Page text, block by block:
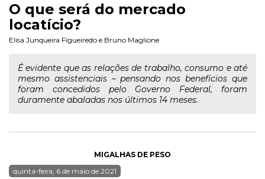
O que será do mercado
locatício?
Elisa Junqueira Figueiredo e Bruno Maglione
É evidente que as relações de trabalho, consumo e até
mesmo assistenciais – pensando nos benefícios que
foram concedidos pelo Governo Federal, foram
duramente abaladas nos últimos 14 meses.
MIGALHAS DE PESO
quinta-feira, 6 de maio de 2021